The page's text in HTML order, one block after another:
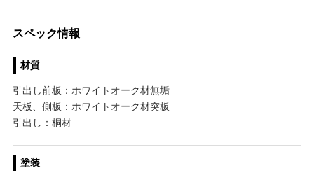
スペック情報
材質
引出し前板：ホワイトオーク材無垢
天板、側板：ホワイトオーク材突板
引出し：桐材
塗装